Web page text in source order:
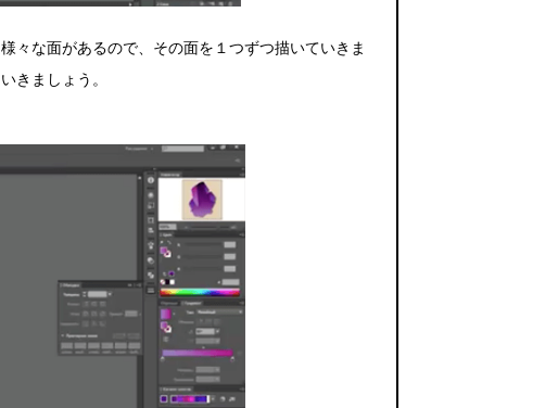
々な面があるので、その面を１つずつ描いていきま
きましょう。